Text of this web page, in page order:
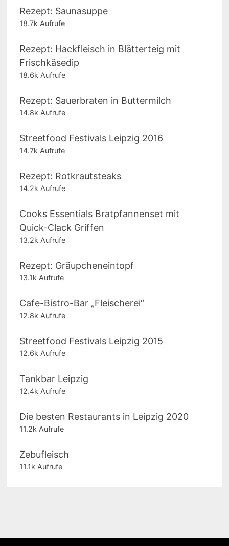
Rezept: Saunasuppe
18.7k Aufrufe
Rezept: Hackfleisch in Blätterteig mit
Frischkäsedip
18.6k Aufrufe
Rezept: Sauerbraten in Buttermilch
14.8k Aufrufe
Streetfood Festivals Leipzig 2016
14.7k Aufrufe
Rezept: Rotkrautsteaks
14.2k Aufrufe
Cooks Essentials Bratpfannenset mit
Quick-Clack Griffen
13.2k Aufrufe
Rezept: Gräupcheneintopf
13.1k Aufrufe
Cafe-Bistro-Bar „Fleischerei“
12.8k Aufrufe
Streetfood Festivals Leipzig 2015
12.6k Aufrufe
Tankbar Leipzig
12.4k Aufrufe
Die besten Restaurants in Leipzig 2020
11.2k Aufrufe
Zebufleisch
11.1k Aufrufe